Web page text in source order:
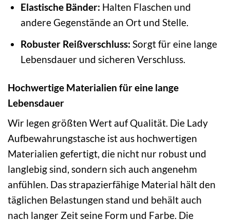
Elastische Bänder: Halten Flaschen und
andere Gegenstände an Ort und Stelle.
Robuster Reißverschluss: Sorgt für eine lange
Lebensdauer und sicheren Verschluss.
Hochwertige Materialien für eine lange
Lebensdauer
Wir legen größten Wert auf Qualität. Die Lady
Aufbewahrungstasche ist aus hochwertigen
Materialien gefertigt, die nicht nur robust und
langlebig sind, sondern sich auch angenehm
anfühlen. Das strapazierfähige Material hält den
täglichen Belastungen stand und behält auch
nach langer Zeit seine Form und Farbe. Die